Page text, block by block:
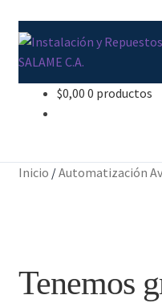
Ir
a
la
navegación
Ir
al
contenido
Finalizar compra
$0,00 0 productos
Inicio /Automatización
Tenemos